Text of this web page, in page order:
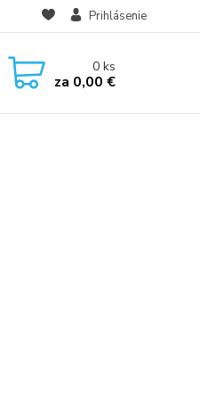
Prihlásenie
0ks
za 0,00 €